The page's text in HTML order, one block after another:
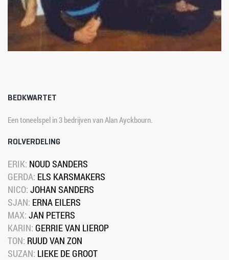
BEDKWARTET
Een toneelspel in 3 bedrijven van Alan Ayckbourn.
ROLVERDELING
ERIK: NOUD SANDERS
GERDA: ELS KARSMAKERS
NICO: JOHAN SANDERS
SJAN: ERNA EILERS
MAX: JAN PETERS
KARIN: GERRIE VAN LIEROP
TON: RUUD VAN ZON
SUZAN: LIEKE DE GROOT